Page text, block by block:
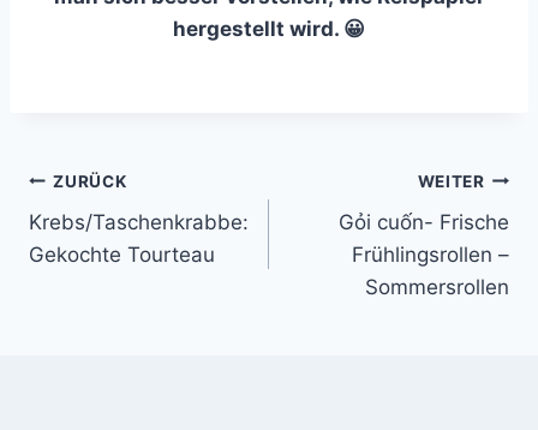
hergestellt wird. 😀
Beitragsnavigation
ZURÜCK
Krebs/Taschenkrabbe:
Gekochte Tourteau
WEITER
Gỏi cuốn- Frische
Frühlingsrollen –
Sommersrollen